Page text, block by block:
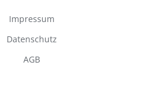
Impressum
Datenschutz
AGB